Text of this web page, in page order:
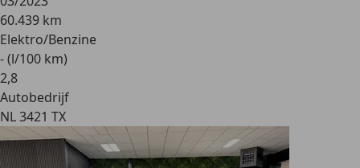
60.439 km
Elektro/Benzine
- (l/100 km)
2,8
Autobedrijf
NL 3421 TX